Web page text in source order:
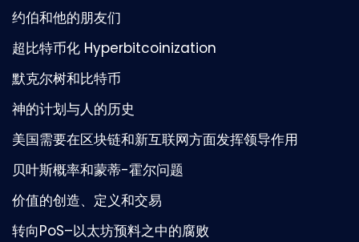
约伯和他的朋友们
超比特币化 Hyperbitcoinization
默克尔树和比特币
神的计划与人的历史
美国需要在区块链和新互联网方面发挥领导作用
贝叶斯概率和蒙蒂-霍尔问题
价值的创造、定义和交易
转向PoS–以太坊预料之中的腐败